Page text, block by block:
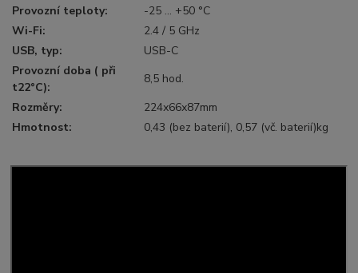
Provozní teploty:
-25 ... +50 °C
Wi-Fi:
2.4 / 5 GHz
USB, typ:
USB-C
Provozní doba ( při
t22°C):
8,5 hod.
Rozměry:
224х66х87mm
Hmotnost:
0,43 (bez baterií), 0,57 (vč. baterií)kg